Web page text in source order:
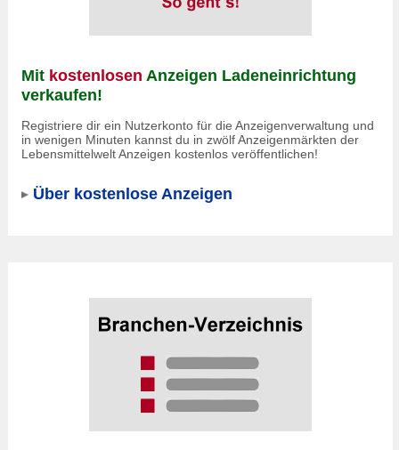
Mit kostenlosen Anzeigen Ladeneinrichtung
verkaufen!
Registriere dir ein Nutzerkonto für die Anzeigenverwaltung und
in wenigen Minuten kannst du in zwölf Anzeigenmärkten der
Lebensmittelwelt Anzeigen kostenlos veröffentlichen!
Über kostenlose Anzeigen